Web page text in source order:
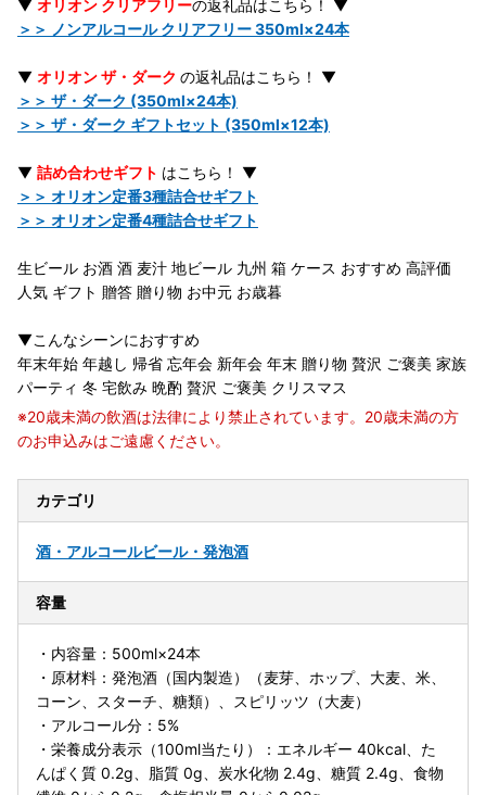
▼ オリオン クリアフリーの返礼品はこちら！ ▼
＞＞ ノンアルコール クリアフリー 350ml×24本
▼ オリオン ザ・ダーク の返礼品はこちら！ ▼
＞＞ ザ・ダーク (350ml×24本)
＞＞ ザ・ダーク ギフトセット (350ml×12本)
▼ 詰め合わせギフト はこちら！ ▼
＞＞ オリオン定番3種詰合せギフト
＞＞ オリオン定番4種詰合せギフト
生ビール お酒 酒 麦汁 地ビール 九州 箱 ケース おすすめ 高評価
人気 ギフト 贈答 贈り物 お中元 お歳暮
▼こんなシーンにおすすめ
年末年始 年越し 帰省 忘年会 新年会 年末 贈り物 贅沢 ご褒美 家族
パーティ 冬 宅飲み 晩酌 贅沢 ご褒美 クリスマス
※20歳未満の飲酒は法律により禁止されています。20歳未満の方
のお申込みはご遠慮ください。
カテゴリ
酒・アルコールビール・発泡酒
容量
・内容量：500ml×24本
・原材料：発泡酒（国内製造）（麦芽、ホップ、大麦、米、
コーン、スターチ、糖類）、スピリッツ（大麦）
・アルコール分：5%
・栄養成分表示（100ml当たり）：エネルギー 40kcal、た
んぱく質 0.2g、脂質 0g、炭水化物 2.4g、糖質 2.4g、食物